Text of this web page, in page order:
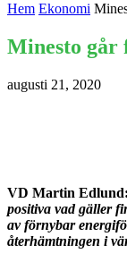
Hem Ekonomi
Minesto går
augusti 21, 2020
VD Martin Edlund:
positiva vad gäller
av förnybar
återhämtningen i